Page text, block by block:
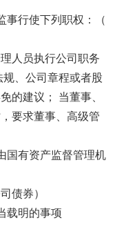
事行使下列职权：（
人员执行公司职务
、公司章程或者股
的建议； 当董事、
要求董事、高级管
国有资产监督管理机
债券）
载明的事项